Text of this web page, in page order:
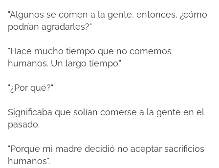
"Algunos se comen a la gente, entonces, ¿cómo
podrían agradarles?"
"Hace mucho tiempo que no comemos
humanos. Un largo tiempo."
"¿Por qué?"
Significaba que solían comerse a la gente en el
pasado.
"Porque mi madre decidió no aceptar sacrificios
humanos".